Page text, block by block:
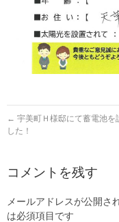
← 宇美町Ｈ様邸にて蓄電池を
した！
コメントを残す
メールアドレスが公開さ
は必須項目です